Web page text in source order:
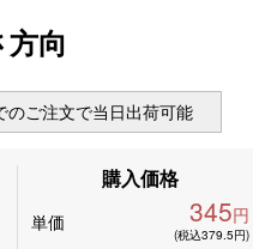
向
のご注文で当日出荷可能
購入価格
単価 345円
(税込379.5円)